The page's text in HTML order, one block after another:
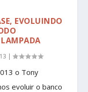
EVOLUINDO
|
o Tony
evoluir o banco